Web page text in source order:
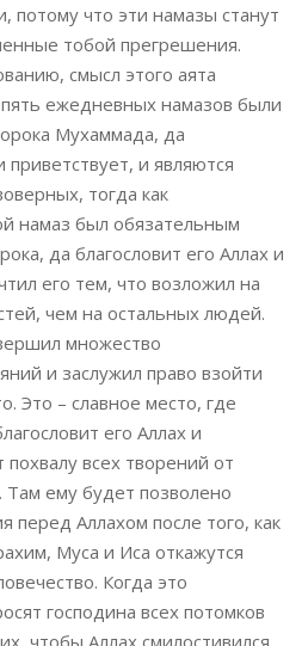
потому что эти намазы станут
тобой прегрешения.
смысл этого аята
ежедневных намазов были
Мухаммада, да
приветствует, и являются
тогда как
намаз был обязательным
да благословит его Аллах и
его тем, что возложил на
чем на остальных людей.
множество
и заслужил право взойти
Это – славное место, где
его Аллах и
похвалу всех творений от
Там ему будет позволено
перед Аллахом после того, как
Муса и Иса откажутся
Когда это
господина всех потомков
чтобы Аллах смилостивился